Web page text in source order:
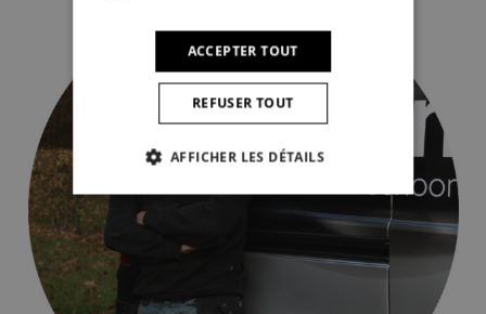
ACCEPTER TOUT
REFUSER TOUT
AFFICHER LES DÉTAILS